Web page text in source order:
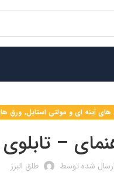
آینه ای و مولتی استایل,ورق
–
ارسال شده توسط طلق البرز